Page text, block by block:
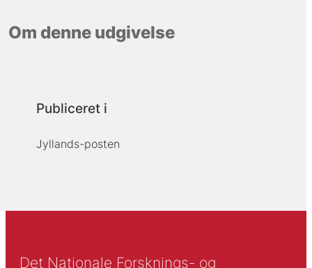
Om denne udgivelse
Publiceret i
Jyllands-posten
Det Nationale Forsknings- og